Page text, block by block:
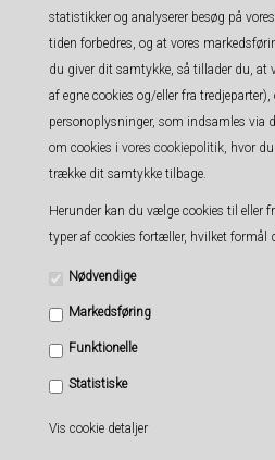
statistikker og analyserer besøg på
tiden forbedres, og at vores
du giver dit samtykke, så tillader du, at
af egne cookies og/eller fra
personoplysninger, som indsamles via
om cookies i vores cookiepolitik, hvor
trække dit samtykke tilbage.
Herunder kan du vælge cookies til eller
typer af cookies fortæller, hvilket formål
Nødvendige
Markedsføring
Funktionelle
Statistiske
Vis cookie detaljer
Maileg Ballerina mus,
Varenummer: 7261
og et smukt pandebånd - klar til timevis af
Anbefalet alder +3 år
Pris ved 1 Stk